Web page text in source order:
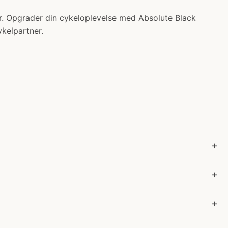
Opgrader din cykeloplevelse med Absolute Black